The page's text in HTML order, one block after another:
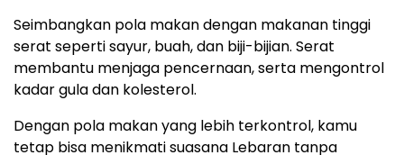
Seimbangkan pola makan dengan makanan tinggi
serat seperti sayur, buah, dan biji-bijian. Serat
membantu menjaga pencernaan, serta mengontrol
kadar gula dan kolesterol.
Dengan pola makan yang lebih terkontrol, kamu
tetap bisa menikmati suasana Lebaran tanpa